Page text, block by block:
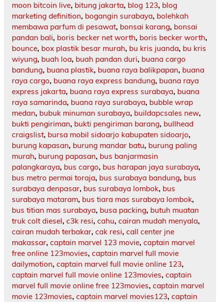
moon bitcoin live, bitung jakarta, blog 123, blog
marketing definition, bogangin surabaya, bolehkah
membawa parfum di pesawat, bonsai karang, bonsai
pandan bali, boris becker net worth, boris becker worth,
bounce, box plastik besar murah, bu kris juanda, bu kris
wiyung, buah loa, buah pandan duri, buana cargo
bandung, buana plastik, buana raya balikpapan, buana
raya cargo, buana raya express bandung, buana raya
express jakarta, buana raya express surabaya, buana
raya samarinda, buana raya surabaya, bubble wrap
medan, bubuk minuman surabaya, buildapcsales new,
bukti pengiriman, bukti pengiriman barang, bullhead
craigslist, bursa mobil sidoarjo kabupaten sidoarjo,
burung kapasan, burung mandar batu, burung paling
murah, burung papasan, bus banjarmasin
palangkaraya, bus cargo, bus harapan jaya surabaya,
bus metro permai toraja, bus surabaya bandung, bus
surabaya denpasar, bus surabaya lombok, bus
surabaya mataram, bus tiara mas surabaya lombok,
bus titian mas surabaya, busa packing, butuh muatan
truk colt diesel, c3k resi, cahu, cairan mudah menyala,
cairan mudah terbakar, cak resi, call center jne
makassar, captain marvel 123 movie, captain marvel
free online 123movies, captain marvel full movie
dailymotion, captain marvel full movie online 123,
captain marvel full movie online 123movies, captain
marvel full movie online free 123movies, captain marvel
movie 123movies, captain marvel movies123, captain